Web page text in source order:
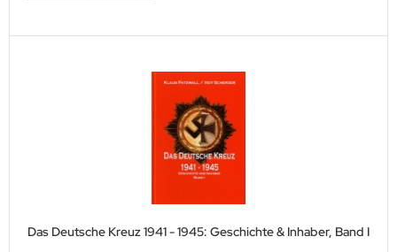
Das Deutsche Kreuz 1941 - 1945: Geschichte & Inhaber, Band I